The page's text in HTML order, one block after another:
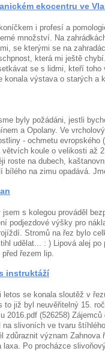
ekocentru ve
i profesí a
množství. Na
se kterými se na
která mi ještě
se s lidmi, kteří
konala výstava o starých a
byly požádáni, jestli
a Opolany. Ve
- ochmetu evropského
koule o velikosti až
roste na dubech,
bílého na zimu opadává.
s kolegou prováděl
podjezdové výšky pro
Stromů na řez bylo
udělat... : ) Lipová alej po
řezem lip.
instruktáží
se konala sloutěž v
to již byl neuvěřitelný 15.
2016.pdf (526258)
slivoních ve tvaru
zdůraznit význam Zahnova
Po procházce